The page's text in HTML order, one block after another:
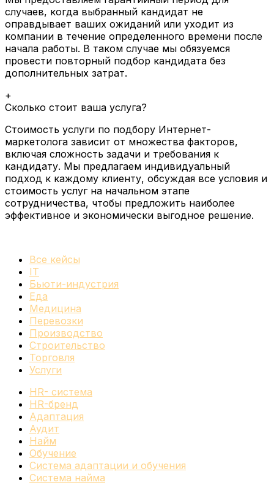
случаев, когда выбранный кандидат не
оправдывает ваших ожиданий или уходит из
компании в течение определенного времени после
начала работы. В таком случае мы обязуемся
провести повторный подбор кандидата без
дополнительных затрат.
+
Сколько стоит ваша услуга?
Стоимость услуги по подбору Интернет-
маркетолога зависит от множества факторов,
включая сложность задачи и требования к
кандидату. Мы предлагаем индивидуальный
подход к каждому клиенту, обсуждая все условия и
стоимость услуг на начальном этапе
сотрудничества, чтобы предложить наиболее
эффективное и экономически выгодное решение.
Все кейсы
IT
Бьюти-индустрия
Еда
Медицина
Перевозки
Производство
Строительство
Торговля
Услуги
HR- система
HR-бренд
Адаптация
Аудит
Найм
Обучение
Система адаптации и обучения
Система найма